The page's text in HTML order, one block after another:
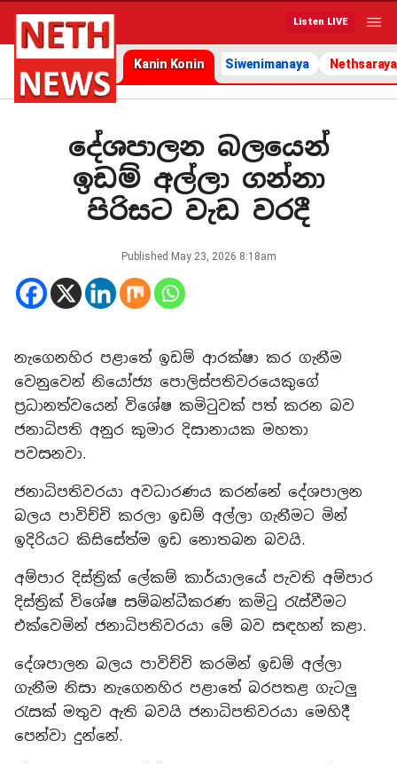
Listen LIVE
Kanin Konin Siwenimanaya Nethsaraya
දේශපාලන බලයෙන්
ඉඩම් අල්ලා ගන්නා
පිරිසට වැඩ වරදී
Published May 23, 2026 8:18am
නැගෙනහිර පළාතේ ඉඩම් ආරක්ෂා කර ගැනීම
වෙනුවෙන් නියෝජ්‍ය පොලිස්පතිවරයෙකුගේ
ප්‍රධානත්වයෙන් විශේෂ කමිටුවක් පත් කරන බව
ජනාධිපති අනුර කුමාර දිසානායක මහතා
පවසනවා.
ජනාධිපතිවරයා අවධාරණය කරන්නේ දේශපාලන
බලය පාවිච්චි කරලා ඉඩම් අල්ලා ගැනීමට මින්
ඉදිරියට කිසිසේත්ම ඉඩ නොතබන බවයි.
අම්පාර දිස්ත්‍රික් ලේකම් කාර්යාලයේ පැවති අම්පාර
දිස්ත්‍රික් විශේෂ සම්බන්ධීකරණ කමිටු රැස්වීමට
එක්වෙමින් ජනාධිපතිවරයා මේ බව සඳහන් කළා.
දේශපාලන බලය පාවිච්චි කරමින් ඉඩම් අල්ලා
ගැනීම නිසා නැගෙනහිර පළාතේ බරපතළ ගැටලු
රැසක් මතුව ඇති බවයි ජනාධිපතිවරයා මෙහිදී
පෙන්වා දුන්නේ.